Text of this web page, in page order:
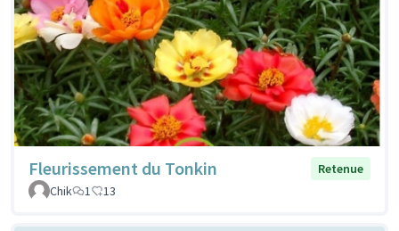
Fleurissement du Tonkin
Retenue
Chik
1 13